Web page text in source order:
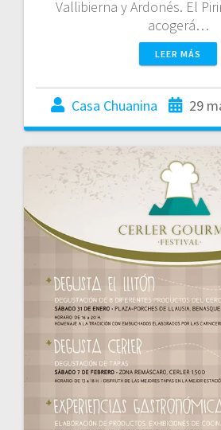
Vallibierna y Ardonés. El
acogerá…
LEER MÁS
Casa Chuanina 29